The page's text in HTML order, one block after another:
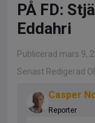
PÅ FD:
Eddahri
Publicerad mars 9,
Senast Redigerad
Casper
Reporter